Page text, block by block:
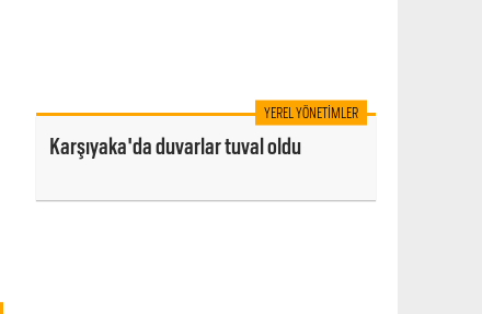
YEREL YÖNETIMLER
Karşıyaka'da duvarlar tuval oldu